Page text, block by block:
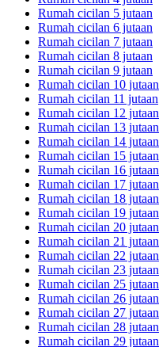
Rumah cicilan 5 jutaan
Rumah cicilan 6 jutaan
Rumah cicilan 7 jutaan
Rumah cicilan 8 jutaan
Rumah cicilan 9 jutaan
Rumah cicilan 10 jutaan
Rumah cicilan 11 jutaan
Rumah cicilan 12 jutaan
Rumah cicilan 13 jutaan
Rumah cicilan 14 jutaan
Rumah cicilan 15 jutaan
Rumah cicilan 16 jutaan
Rumah cicilan 17 jutaan
Rumah cicilan 18 jutaan
Rumah cicilan 19 jutaan
Rumah cicilan 20 jutaan
Rumah cicilan 21 jutaan
Rumah cicilan 22 jutaan
Rumah cicilan 23 jutaan
Rumah cicilan 25 jutaan
Rumah cicilan 26 jutaan
Rumah cicilan 27 jutaan
Rumah cicilan 28 jutaan
Rumah cicilan 29 jutaan